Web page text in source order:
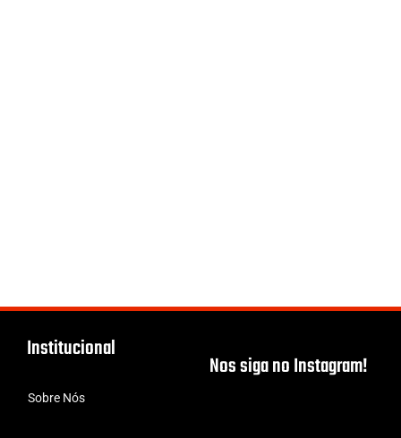
Institucional
Sobre Nós
Nos siga no Instagram!